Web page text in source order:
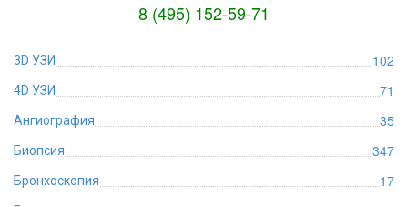
8 (495) 152-59-71
3D УЗИ 102
4D УЗИ 71
Ангиография 35
Биопсия 347
Бронхоскопия 17